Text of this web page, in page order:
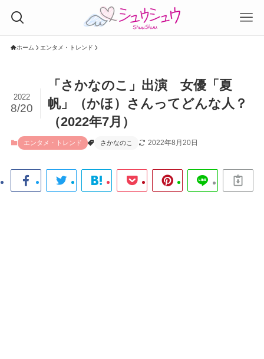
ホーム エンタメ・トレンド
「さかなのこ」出演 女優「夏
帆」（かほ）さんってどんな人？
（2022年7月）
2022
8/20
エンタメ・トレンド さかなのこ 2022年8月20日